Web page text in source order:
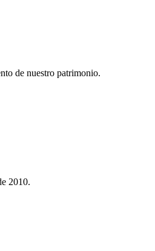
de nuestro patrimonio.
2010.